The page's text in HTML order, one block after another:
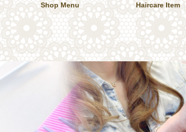
Shop Menu Haircare Item